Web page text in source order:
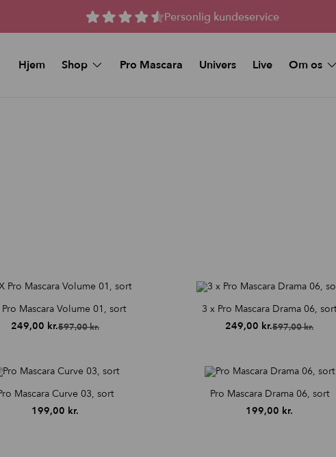
Personlig kundeservice
Hjem Shop
Læbe pynt
Pro Mascara Univers Live
Om os
Pro Mascara Volume 01, sort
597,00kr.
var:
597,00 kr..
249,00 kr.
er:
249,00 kr..
3 x Pro Mascara Drama 06, sort
597,00kr.
var:
597,00 kr..
249,00 kr.
er:
249,00 kr..
Mascara Curve 03, sort
199,00 kr.
Pro Mascara Drama 06, sort
199,00 kr.